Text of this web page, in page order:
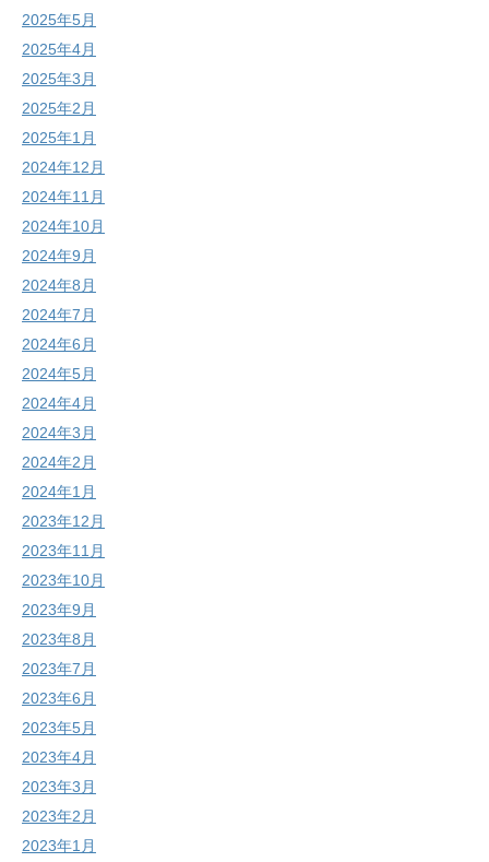
2025年5月
2025年4月
2025年3月
2025年2月
2025年1月
2024年12月
2024年11月
2024年10月
2024年9月
2024年8月
2024年7月
2024年6月
2024年5月
2024年4月
2024年3月
2024年2月
2024年1月
2023年12月
2023年11月
2023年10月
2023年9月
2023年8月
2023年7月
2023年6月
2023年5月
2023年4月
2023年3月
2023年2月
2023年1月